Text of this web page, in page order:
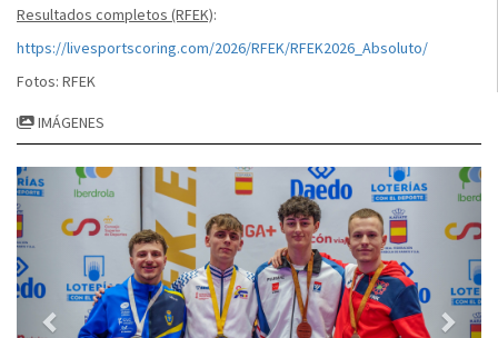
Resultados completos (RFEK):
https://livesportscoring.com/2026/RFEK/RFEK2026_Absoluto/
Fotos: RFEK
IMÁGENES